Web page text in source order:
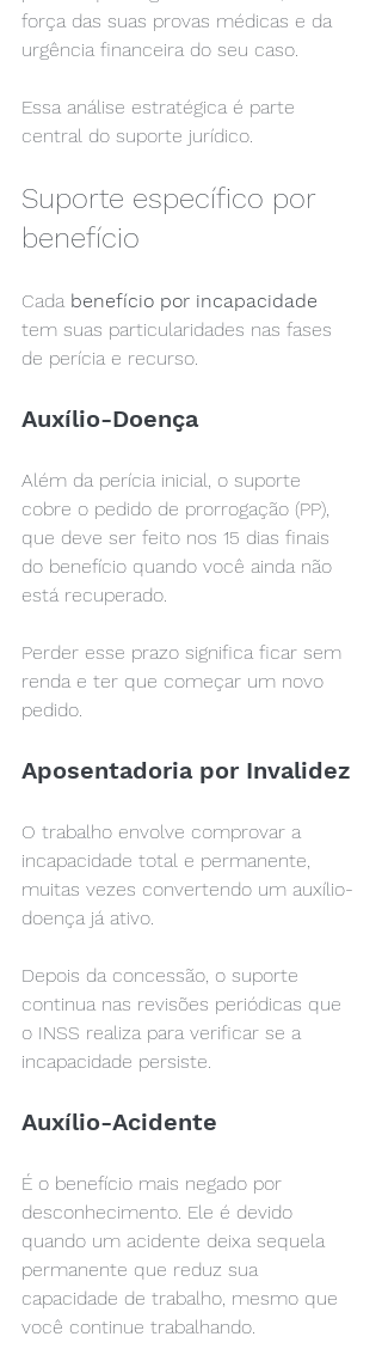
força das suas provas médicas e da
urgência financeira do seu caso.
Essa análise estratégica é parte
central do suporte jurídico.
Suporte específico por
benefício
Cada benefício por incapacidade
tem suas particularidades nas fases
de perícia e recurso.
Auxílio-Doença
Além da perícia inicial, o suporte
cobre o pedido de prorrogação (PP),
que deve ser feito nos 15 dias finais
do benefício quando você ainda não
está recuperado.
Perder esse prazo significa ficar sem
renda e ter que começar um novo
pedido.
Aposentadoria por Invalidez
O trabalho envolve comprovar a
incapacidade total e permanente,
muitas vezes convertendo um auxílio-
doença já ativo.
Depois da concessão, o suporte
continua nas revisões periódicas que
o INSS realiza para verificar se a
incapacidade persiste.
Auxílio-Acidente
É o benefício mais negado por
desconhecimento. Ele é devido
quando um acidente deixa sequela
permanente que reduz sua
capacidade de trabalho, mesmo que
você continue trabalhando.